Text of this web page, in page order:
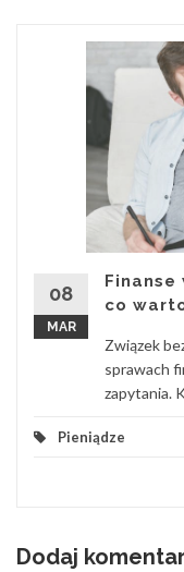
08
MAR
Finanse
co
Związek
sprawach
zapytania.
Pieniądze
Dodaj